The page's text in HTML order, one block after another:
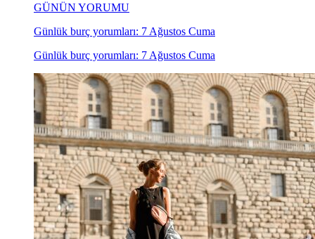
GÜNÜN YORUMU
Günlük burç yorumları: 7 Ağustos Cuma
Günlük burç yorumları: 7 Ağustos Cuma